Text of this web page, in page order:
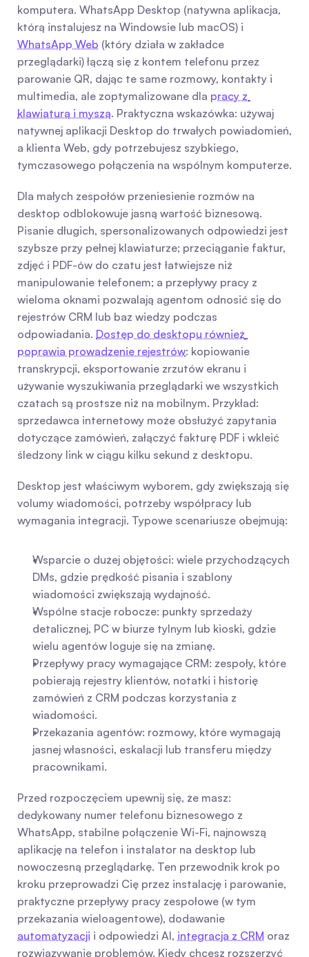
komputera. WhatsApp Desktop (natywna aplikacja,
WhatsApp Web (który działa w zakładce
przeglądarki) łączą się z kontem telefonu przez
parowanie QR, dając te same rozmowy, kontakty i
multimedia, ale zoptymalizowane dla pracy z
klawiaturą i myszą. Praktyczna wskazówka: używaj
natywnej aplikacji Desktop do trwałych powiadomień,
a klienta Web, gdy potrzebujesz szybkiego,
tymczasowego połączenia na wspólnym komputerze.
Dla małych zespołów przeniesienie rozmów na
desktop odblokowuje jasną wartość biznesową.
Pisanie długich, spersonalizowanych odpowiedzi jest
szybsze przy pełnej klawiaturze; przeciąganie faktur,
zdjęć i PDF-ów do czatu jest łatwiejsze niż
manipulowanie telefonem; a przepływy pracy z
wieloma oknami pozwalają agentom odnosić się do
rejestrów CRM lub baz wiedzy podczas
odpowiadania. Dostęp do desktopu również
poprawia prowadzenie rejestrów: kopiowanie
transkrypcji, eksportowanie zrzutów ekranu i
używanie wyszukiwania przeglądarki we wszystkich
czatach są prostsze niż na mobilnym. Przykład:
sprzedawca internetowy może obsłużyć zapytania
dotyczące zamówień, załączyć fakturę PDF i wkleić
śledzony link w ciągu kilku sekund z desktopu.
Desktop jest właściwym wyborem, gdy zwiększają się
volumy wiadomości, potrzeby współpracy lub
wymagania integracji. Typowe scenariusze obejmują:
Wsparcie o dużej objętości: wiele przychodzących
DMs, gdzie prędkość pisania i szablony
wiadomości zwiększają wydajność.
Wspólne stacje robocze: punkty sprzedaży
detalicznej, PC w biurze tylnym lub kioski, gdzie
wielu agentów loguje się na zmianę.
Przepływy pracy wymagające CRM: zespoły, które
pobierają rejestry klientów, notatki i historię
zamówień z CRM podczas korzystania z
wiadomości.
Przekazania agentów: rozmowy, które wymagają
jasnej własności, eskalacji lub transferu między
pracownikami.
Przed rozpoczęciem upewnij się, że masz:
dedykowany numer telefonu biznesowego z
WhatsApp, stabilne połączenie Wi-Fi, najnowszą
aplikację na telefon i instalator na desktop lub
nowoczesną przeglądarkę. Ten przewodnik krok po
kroku przeprowadzi Cię przez instalację i parowanie,
praktyczne przepływy pracy zespołowe (w tym
automatyzacji i odpowiedzi AI, integracja z CRM oraz
rozwiązywanie problemów. Kiedy chcesz rozszerzyć